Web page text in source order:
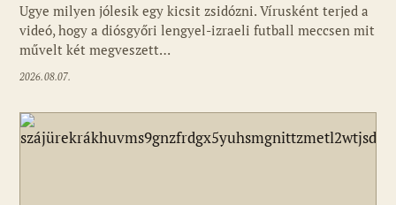
Ugye milyen jólesik egy kicsit zsidózni. Vírusként terjed a
videó, hogy a diósgyőri lengyel-izraeli futball meccsen mit
művelt két megveszett…
2026.08.07.